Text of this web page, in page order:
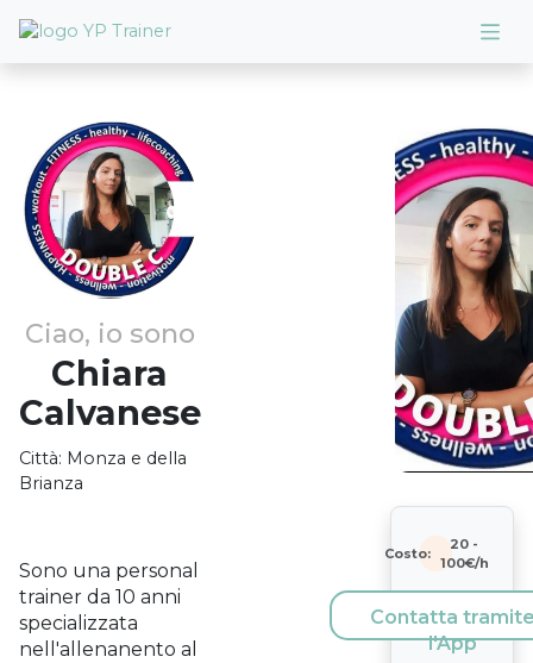
Ciao, io sono
Chiara
Calvanese
Città: Monza e della
Brianza
Sono una personal
trainer da 10 anni
specializzata
nell'allenanento al
Costo:
20 -
100€/h
Contatta
l'App